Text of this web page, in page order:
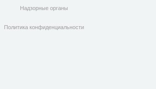
Надзорные органы
Политика конфиденциальности